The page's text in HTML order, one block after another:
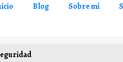
al contenido
Blog Sobre mí